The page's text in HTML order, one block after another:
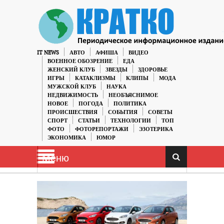
IT NEWS АВТО АФИША
ВИДЕО
ВОЕННОЕ ОБОЗРЕНИЕ
ЕДА
ЖЕНСКИЙ КЛУБ
ЗВЕЗДЫ
ЗДОРОВЬЕ
ИГРЫ
КАТАКЛИЗМЫ КЛИПЫ
МОДА
МУЖСКОЙ КЛУБ
НАУКА
НЕДВИЖИМОСТЬ
НЕОБЪЯСНИМОЕ
НОВОЕ
ПОГОДА
ПОЛИТИКА
ПРОИСШЕСТВИЯ
СОБЫТИЯ
СОВЕТЫ
СПОРТ
СТАТЬИ ТЕХНОЛОГИИ
ТОП
ФОТО
ФОТОРЕПОРТАЖИ
ЭЗОТЕРИКА
ЭКОНОМИКА
ЮМОР
Меню